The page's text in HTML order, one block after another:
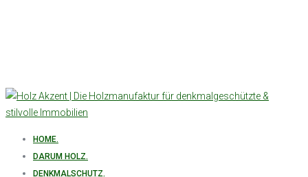
HOME.
DARUM HOLZ.
DENKMALSCHUTZ.